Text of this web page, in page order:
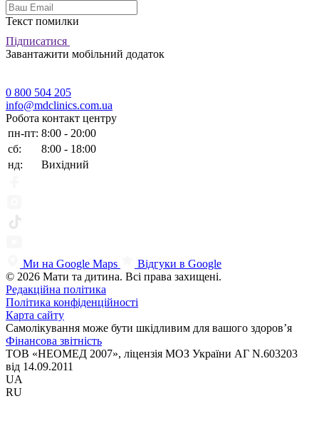
Текст помилки
Підписатися
Завантажити мобільний додаток
0 800 504 205
info@mdclinics.com.ua
Робота контакт центру
пн-пт: 8:00 - 20:00
сб:
8:00 - 18:00
нд:
Вихідний
Ми на Google Maps
Відгуки в Google
© 2026 Мати та дитина. Всі права захищені.
Редакційна політика
Політика конфіденційності
Карта сайту
Самолікування може бути шкідливим для вашого здоров’я
Фінансова звітність
ТОВ «НЕОМЕД 2007», ліцензія МОЗ України АГ N.603203
від 14.09.2011
UA
RU